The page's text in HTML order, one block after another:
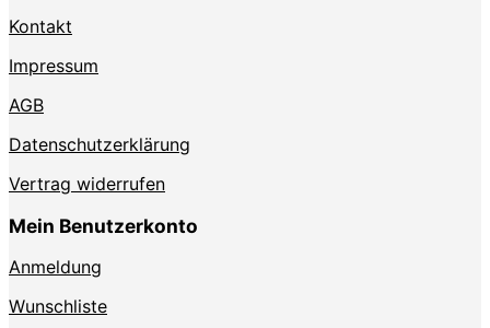
Kontakt
Impressum
AGB
Datenschutzerklärung
Vertrag widerrufen
Mein Benutzerkonto
Anmeldung
Wunschliste